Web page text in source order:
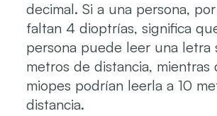
decimal. Si a una persona,
faltan 4 dioptrías, significa
persona puede leer una letra
metros de distancia, mientras
miopes podrían leerla a 10
distancia.